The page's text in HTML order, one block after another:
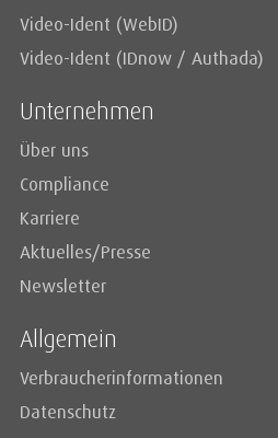
Video-Ident (WebID)
Video-Ident (IDnow / Authada)
Unternehmen
Über uns
Compliance
Karriere
Aktuelles/Presse
Newsletter
Allgemein
Verbraucherinformationen
Datenschutz